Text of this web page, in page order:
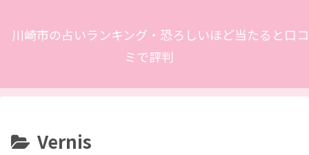
川崎市の占いランキング・恐ろしいほど当たると口コ
ミで評判
Vernis